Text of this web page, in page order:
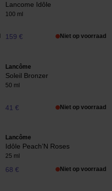
Lancome Idôle
100 ml
159 € Niet op voorraad
Lancôme
Soleil Bronzer
50 ml
41 € Niet op voorraad
Lancôme
Idôle Peach’N Roses
25 ml
68 € Niet op voorraad